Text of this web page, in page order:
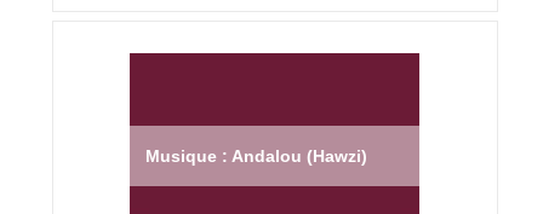
Musique : Andalou (Hawzi)